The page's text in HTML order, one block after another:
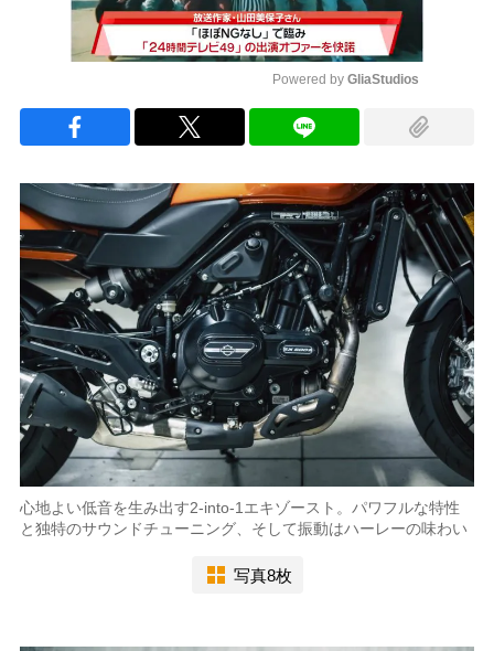
Powered by GliaStudios
心地よい低音を生み出す2-into-1エキゾースト。パワフルな特性
と独特のサウンドチューニング、そして振動はハーレーの味わい
写真8枚